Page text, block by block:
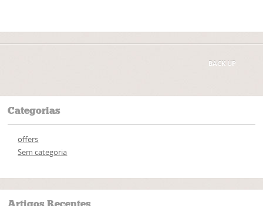
BACK UP
Categorias
offers
Sem categoria